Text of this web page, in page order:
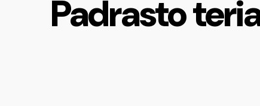
Padrasto